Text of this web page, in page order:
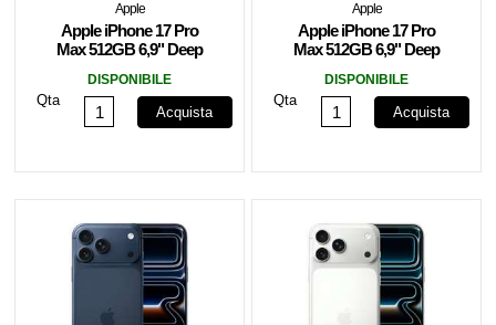
Apple
Apple iPhone 17 Pro
Max 512GB 6,9" Deep
DISPONIBILE
Qta
Acquista
Apple
Apple iPhone 17 Pro
Max 512GB 6,9" Deep
DISPONIBILE
Qta
Acquista